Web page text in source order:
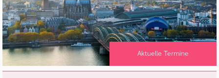
Aktuelle Termine